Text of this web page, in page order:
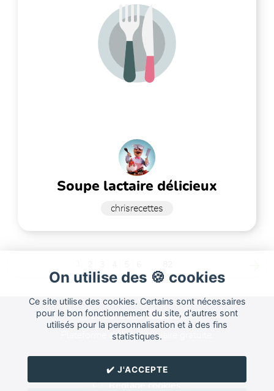
soupe lactaire délicieux
chrisrecettes
On utilise des 🍪 cookies
Ce site utilise des cookies. Certains sont nécessaires
pour le bon fonctionnement du site, d'autres sont
utilisés pour la personnalisation et à des fins
statistiques.
✔️ J'ACCEPTE
2015-2026CuisineLand
Plateforme de blog culinaire gratuite.
FAQ
Réglage cookies